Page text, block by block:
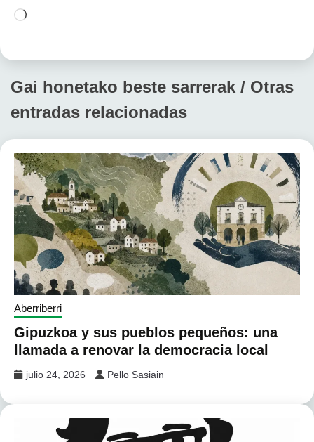
Cargando...
Gai honetako beste sarrerak / Otras
entradas relacionadas
Aberriberri
Gipuzkoa y sus pueblos pequeños: una
llamada a renovar la democracia local
julio 24, 2026 Pello Sasiain